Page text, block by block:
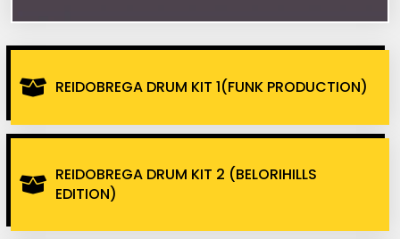
REIDOBREGA DRUM KIT 1(FUNK PRODUCTION)
REIDOBREGA DRUM KIT 2 (BELORIHILLS
EDITION)